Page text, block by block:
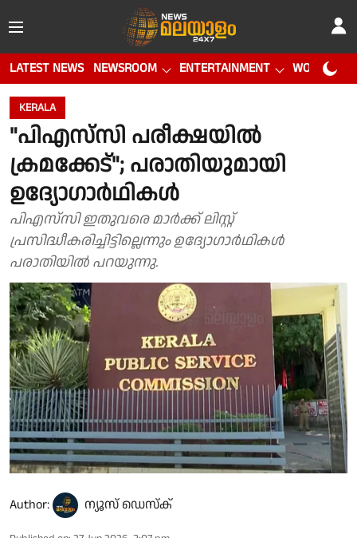
LATEST NEWS NEWSROOM ENTERTAINMENT WORLD CUP
KERALA
"പിഎസ്‌സി പരീക്ഷയിൽ
ക്രമക്കേട്"; പരാതിയുമായി
ഉദ്യോഗാർഥികൾ
പിഎസ്‌സി ഇതുവരെ മാർക്ക് ലിസ്റ്റ്
പ്രസിദ്ധീകരിച്ചിട്ടില്ലെന്നും ഉദ്യോഗാർഥികൾ
പരാതിയിൽ പറയുന്നു.
Author: ന്യൂസ് ഡെസ്ക്